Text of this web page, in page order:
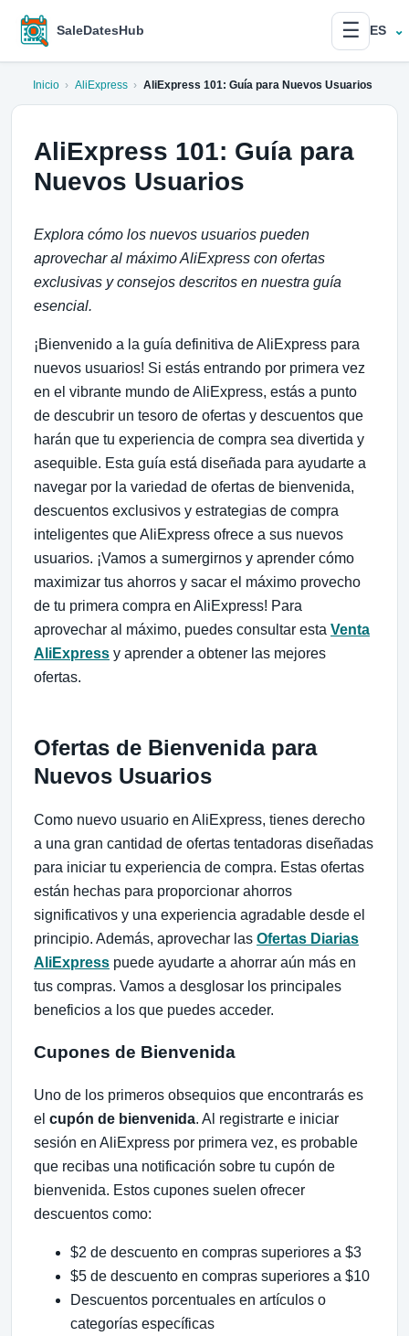
SaleDatesHub ☰ ES
Inicio › AliExpress › AliExpress 101: Guía para Nuevos Usuarios
AliExpress 101: Guía para
Nuevos Usuarios
Explora cómo los nuevos usuarios pueden
aprovechar al máximo AliExpress con ofertas
exclusivas y consejos descritos en nuestra guía
esencial.
¡Bienvenido a la guía definitiva de AliExpress para
nuevos usuarios! Si estás entrando por primera vez
en el vibrante mundo de AliExpress, estás a punto
de descubrir un tesoro de ofertas y descuentos que
harán que tu experiencia de compra sea divertida y
asequible. Esta guía está diseñada para ayudarte a
navegar por la variedad de ofertas de bienvenida,
descuentos exclusivos y estrategias de compra
inteligentes que AliExpress ofrece a sus nuevos
usuarios. ¡Vamos a sumergirnos y aprender cómo
maximizar tus ahorros y sacar el máximo provecho
de tu primera compra en AliExpress! Para
aprovechar al máximo, puedes consultar esta Venta
AliExpress y aprender a obtener las mejores
ofertas.
Ofertas de Bienvenida para
Nuevos Usuarios
Como nuevo usuario en AliExpress, tienes derecho
a una gran cantidad de ofertas tentadoras diseñadas
para iniciar tu experiencia de compra. Estas ofertas
están hechas para proporcionar ahorros
significativos y una experiencia agradable desde el
principio. Además, aprovechar las Ofertas Diarias
AliExpress puede ayudarte a ahorrar aún más en
tus compras. Vamos a desglosar los principales
beneficios a los que puedes acceder.
Cupones de Bienvenida
Uno de los primeros obsequios que encontrarás es
el cupón de bienvenida. Al registrarte e iniciar
sesión en AliExpress por primera vez, es probable
que recibas una notificación sobre tu cupón de
bienvenida. Estos cupones suelen ofrecer
descuentos como:
$2 de descuento en compras superiores a $3
$5 de descuento en compras superiores a $10
Descuentos porcentuales en artículos o
categorías específicas